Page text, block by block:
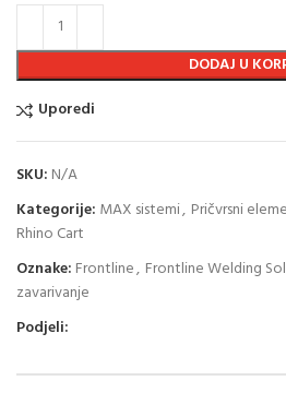
DODAJ U
Uporedi
SKU: N/A
Kategorije: MAX sistemi, Pričvrsni
Rhino Cart
Oznake: Frontline, Frontline Welding
zavarivanje
Podjeli: